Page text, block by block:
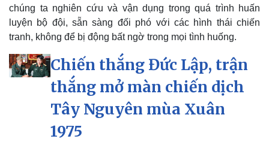
Sức khỏe
Cây thuốc
Sản phụ khoa
Làm đẹp - giảm cân
Phòng mạch online
Ăn sạch sống khỏe
Đời sống
Blog
Tình yêu - Gia đình
chúng ta nghiên cứu và vận dụng trong quá trình huấn
luyện bộ đội, sẵn sàng đối phó với các hình thái chiến
tranh, không để bị động bất ngờ trong mọi tình huống.
Chiến thắng Đức Lập, trận
thắng mở màn chiến dịch
Tây Nguyên mùa Xuân
1975